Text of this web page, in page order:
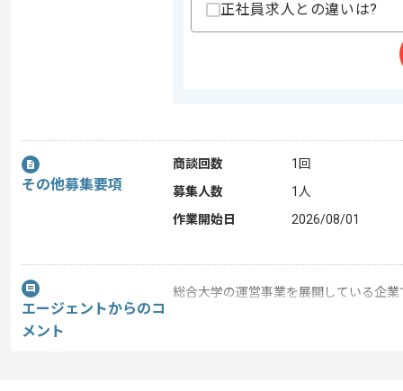
正社員求人との違いは?
その他募集要項
商談回数
1回
募集人数
1人
作業開始日
2026/08/01
エージェントからのコ
メント
総合大学の運営事業を展開している企業